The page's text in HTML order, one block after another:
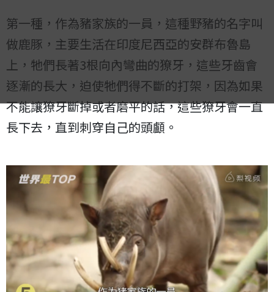
第一種，作為豬家族的一員，這種野豬的名字叫
做鹿豚，主要生活在印度尼西亞的安群布魯島
上，牠們長著3根向內彎曲的獠牙，這些牙齒會
逐漸的長大，迫使牠們得不斷的打架，因為如果
不能讓獠牙斷掉或者磨平的話，這些獠牙會一直
長下去，直到刺穿自己的頭顱。